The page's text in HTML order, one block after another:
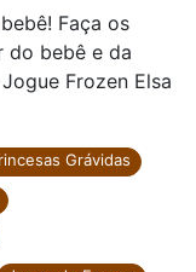
Faça os
do bebê e da
Frozen Elsa
Grávidas